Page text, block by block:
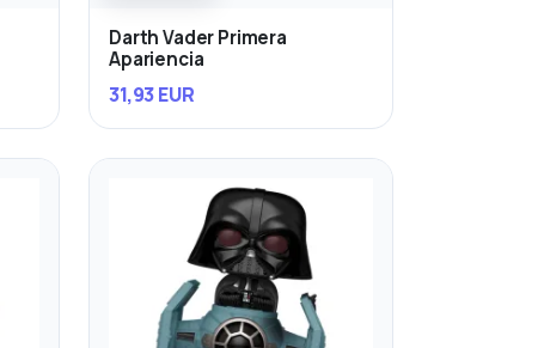
Darth Vader Primera
Apariencia
31,93 EUR